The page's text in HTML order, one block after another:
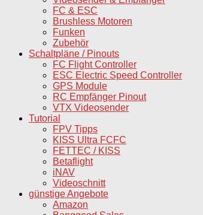
FC & ESC
Brushless Motoren
Funken
Zubehör
Schaltpläne / Pinouts
FC Flight Controller
ESC Electric Speed Controller
GPS Module
RC Empfänger Pinout
VTX Videosender
Tutorial
FPV Tipps
KISS Ultra FCFC
FETTEC / KISS
Betaflight
iNAV
Videoschnitt
günstige Angebote
Amazon